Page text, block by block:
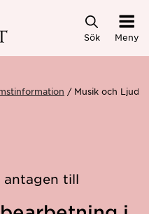
Sök Meny
Musik och
antagen till